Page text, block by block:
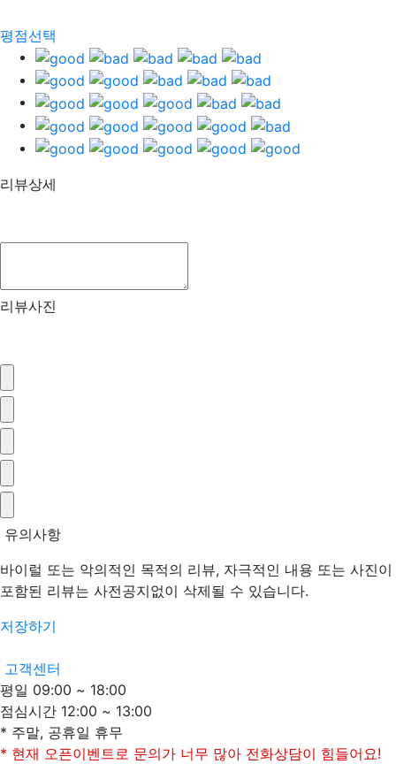
평점선택
리뷰상세
리뷰사진
유의사항
바이럴 또는 악의적인 목적의 리뷰, 자극적인 내용 또는 사진이
포함된 리뷰는 사전공지없이 삭제될 수 있습니다.
저장하기
고객센터
평일 09:00 ~ 18:00
점심시간 12:00 ~ 13:00
* 주말, 공휴일 휴무
* 현재 오픈이벤트로 문의가 너무 많아 전화상담이 힘들어요!